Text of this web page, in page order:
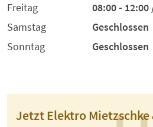
Freitag
08:00 - 12:00
Samstag
Geschlossen
Sonntag
Geschlossen
Jetzt Elektro Mietzschke